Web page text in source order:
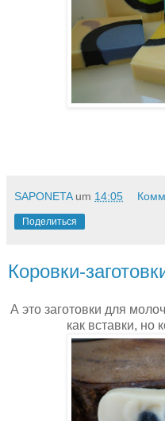
SAPONETA um 14:05
Поделиться
Коровки-
А это заготовки для
как вставки, но